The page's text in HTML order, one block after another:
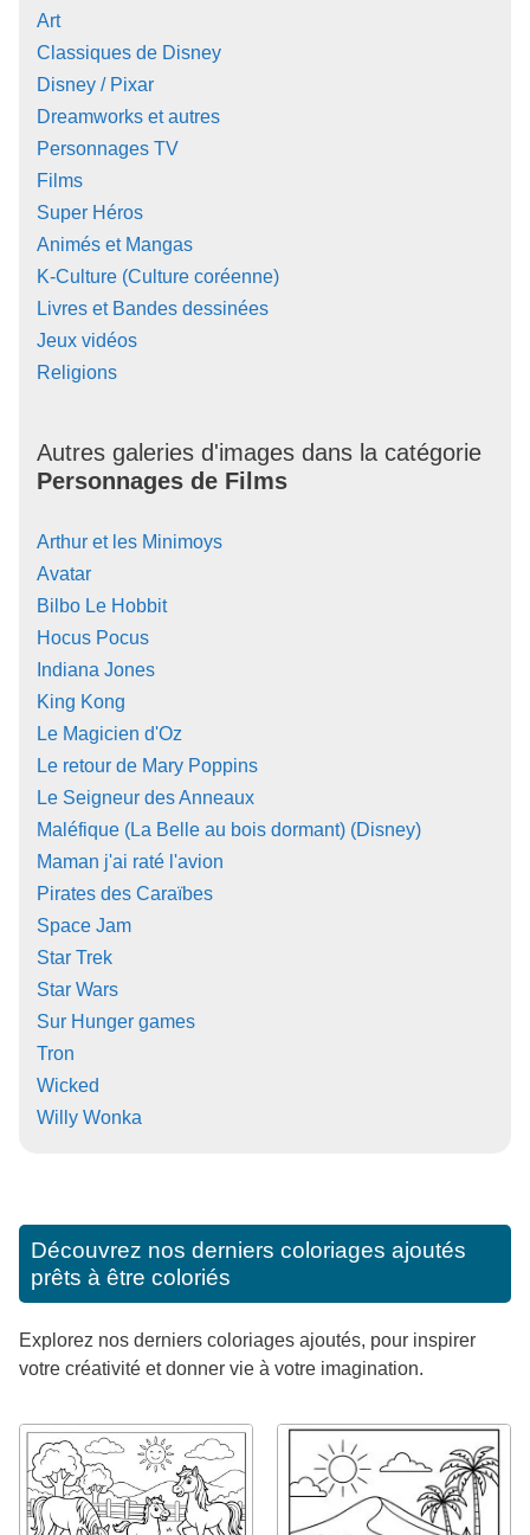
Art
Classiques de Disney
Disney / Pixar
Dreamworks et autres
Personnages TV
Films
Super Héros
Animés et Mangas
K-Culture (Culture coréenne)
Livres et Bandes dessinées
Jeux vidéos
Religions
Autres galeries d'images dans la catégorie
Personnages de Films
Arthur et les Minimoys
Avatar
Bilbo Le Hobbit
Hocus Pocus
Indiana Jones
King Kong
Le Magicien d'Oz
Le retour de Mary Poppins
Le Seigneur des Anneaux
Maléfique (La Belle au bois dormant) (Disney)
Maman j'ai raté l'avion
Pirates des Caraïbes
Space Jam
Star Trek
Star Wars
Sur Hunger games
Tron
Wicked
Willy Wonka
Découvrez nos derniers coloriages ajoutés
prêts à être coloriés
Explorez nos derniers coloriages ajoutés, pour inspirer
votre créativité et donner vie à votre imagination.